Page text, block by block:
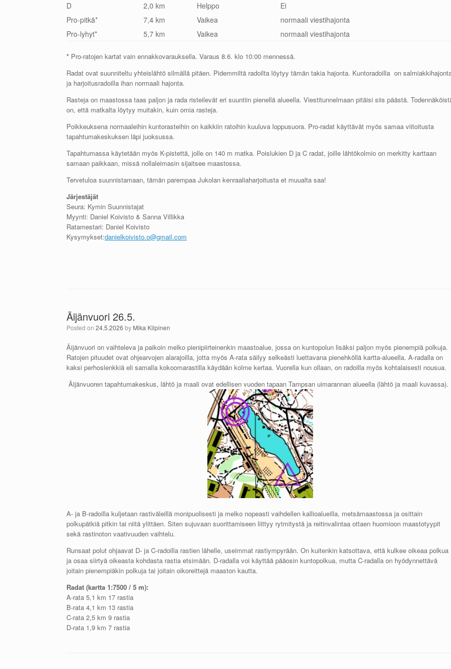
D
2,0 km Helppo
Ei
Pro-pitkä*
7,4 km Vaikea
normaali viestihajonta
Pro-lyhyt*
5,7 km Vaikea normaali viestihajonta
* Pro-ratojen kartat vain ennakkovarauksella. Varaus 8.6. klo 10:00 mennessä.
Radat ovat suunniteltu yhteislähtö silmällä pitäen. Pidemmiltä radoilta löytyy tämän takia hajonta. Kuntoradoilla on
ja harjoitusradoilla ihan normaali hajonta.
Rasteja on maastossa taas paljon ja rada risteilevät eri suuntiin pienellä alueella. Viestitunnelmaan pitäisi siis päästä.
on, että matkalta löytyy muitakin, kuin omia rasteja.
Poikkeuksena normaaleihin kuntorasteihin on kaikkiin ratoihin kuuluva loppusuora. Pro-radat käyttävät myös samaa viitoitusta
tapahtumakeskuksen läpi juoksussa.
Tapahtumassa käytetään myös K-pistettä, jolle on 140 m matka. Poislukien D ja C radat, joille lähtökolmio on merkitty karttaan
samaan paikkaan, missä nollaleimasin sijaitsee maastossa.
Tervetuloa suunnistamaan, tämän parempaa Jukolan kenraaliaharjoitusta et muualta saa!
Järjestäjät
Seura: Kymin Suunnistajat
Myynti: Daniel Koivisto & Sanna Villikka
Ratamestari: Daniel Koivisto
Kysymykset:danielkoivisto.o@gmail.com
Äijänvuori 26.5.
Posted on 24.5.2026 by Mika Kilpinen
Äijänvuori on vaihteleva ja paikoin melko pienipiirteinenkin maastoalue, jossa on kuntopolun lisäksi paljon myös pienempiä polkuja.
Ratojen pituudet ovat ohjearvojen alarajoilla, jotta myös A-rata säilyy selkeästi luettavana pienehköllä kartta-alueella. A-radalla on
kaksi perhoslenkkiä eli samalla kokoomarastilla käydään kolme kertaa. Vuorella kun ollaan, on radoilla myös kohtalaisesti nousua.
Äijänvuoren tapahtumakeskus, lähtö ja maali ovat edellisen vuoden tapaan Tampsan uimarannan alueella (lähtö ja maali kuvassa).
A- ja B-radoilla kuljetaan rastiväleillä monipuolisesti ja melko nopeasti vaihdellen kallioalueilla, metsämaastossa ja osittain
polkupätkiä pitkin tai niitä ylittäen. Siten sujuvaan suorittamiseen liittyy rytmitystä ja reitinvalintaa ottaen huomioon maastotyypit
sekä rastinoton vaativuuden vaihtelu.
Runsaat polut ohjaavat D- ja C-radoilla rastien lähelle, useimmat rastiympyrään. On kuitenkin katsottava, että kulkee oikeaa polkua
ja osaa siirtyä oikeasta kohdasta rastia etsimään. D-radalla voi käyttää pääosin kuntopolkua, mutta C-radalla on hyödynnettävä
joitain pienempiäkin polkuja tai joitain oikoreittejä maaston kautta.
Radat (kartta 1:7500 / 5 m):
A-rata 5,1 km 17 rastia
B-rata 4,1 km 13 rastia
C-rata 2,5 km 9 rastia
D-rata 1,9 km 7 rastia